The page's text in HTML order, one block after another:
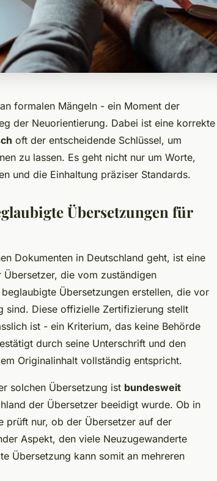
formalen Mängeln - ein Moment der
der Neuorientierung. Dabei ist eine korrekte
oft der entscheidende Schlüssel, um
zu lassen. Es geht nicht nur um Worte,
und die Einhaltung präziser Standards.
Übersetzungen für
Dokumenten in Deutschland geht, ist eine
die vom zuständigen
Übersetzungen erstellen, die vor
sind. Diese offizielle Zertifizierung stellt
ist - ein Kriterium, das keine Behörde
durch seine Unterschrift und den
Originalinhalt vollständig entspricht.
solchen Übersetzung ist bundesweit
der Übersetzer beeidigt wurde. Ob in
prüft nur, ob der Übersetzer auf der
Aspekt, den viele Neuzugewanderte
Übersetzung kann somit an mehreren